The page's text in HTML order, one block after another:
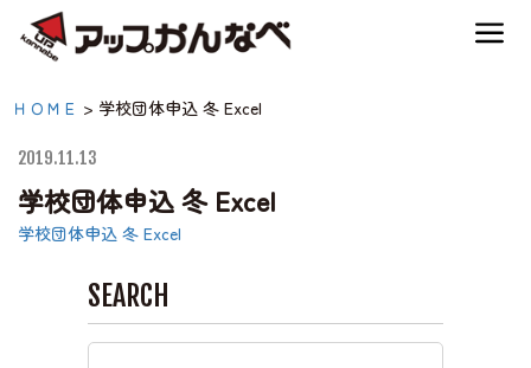
学校団体申込 冬 Excel|
【公式】アップかんなべ
｜兵庫県豊岡市・関西
アウトドア・キャンプ
場・熱気球・高原アクテ
ィビティ
夏のスキー場も「かなり遊べる」！
神鍋高原アクティビティ
交通アクセス
ＨＯＭＥ > 学校団体申込 冬 Excel
2019.11.13
学校団体申込 冬 Excel
学校団体申込 冬 Excel
SEARCH